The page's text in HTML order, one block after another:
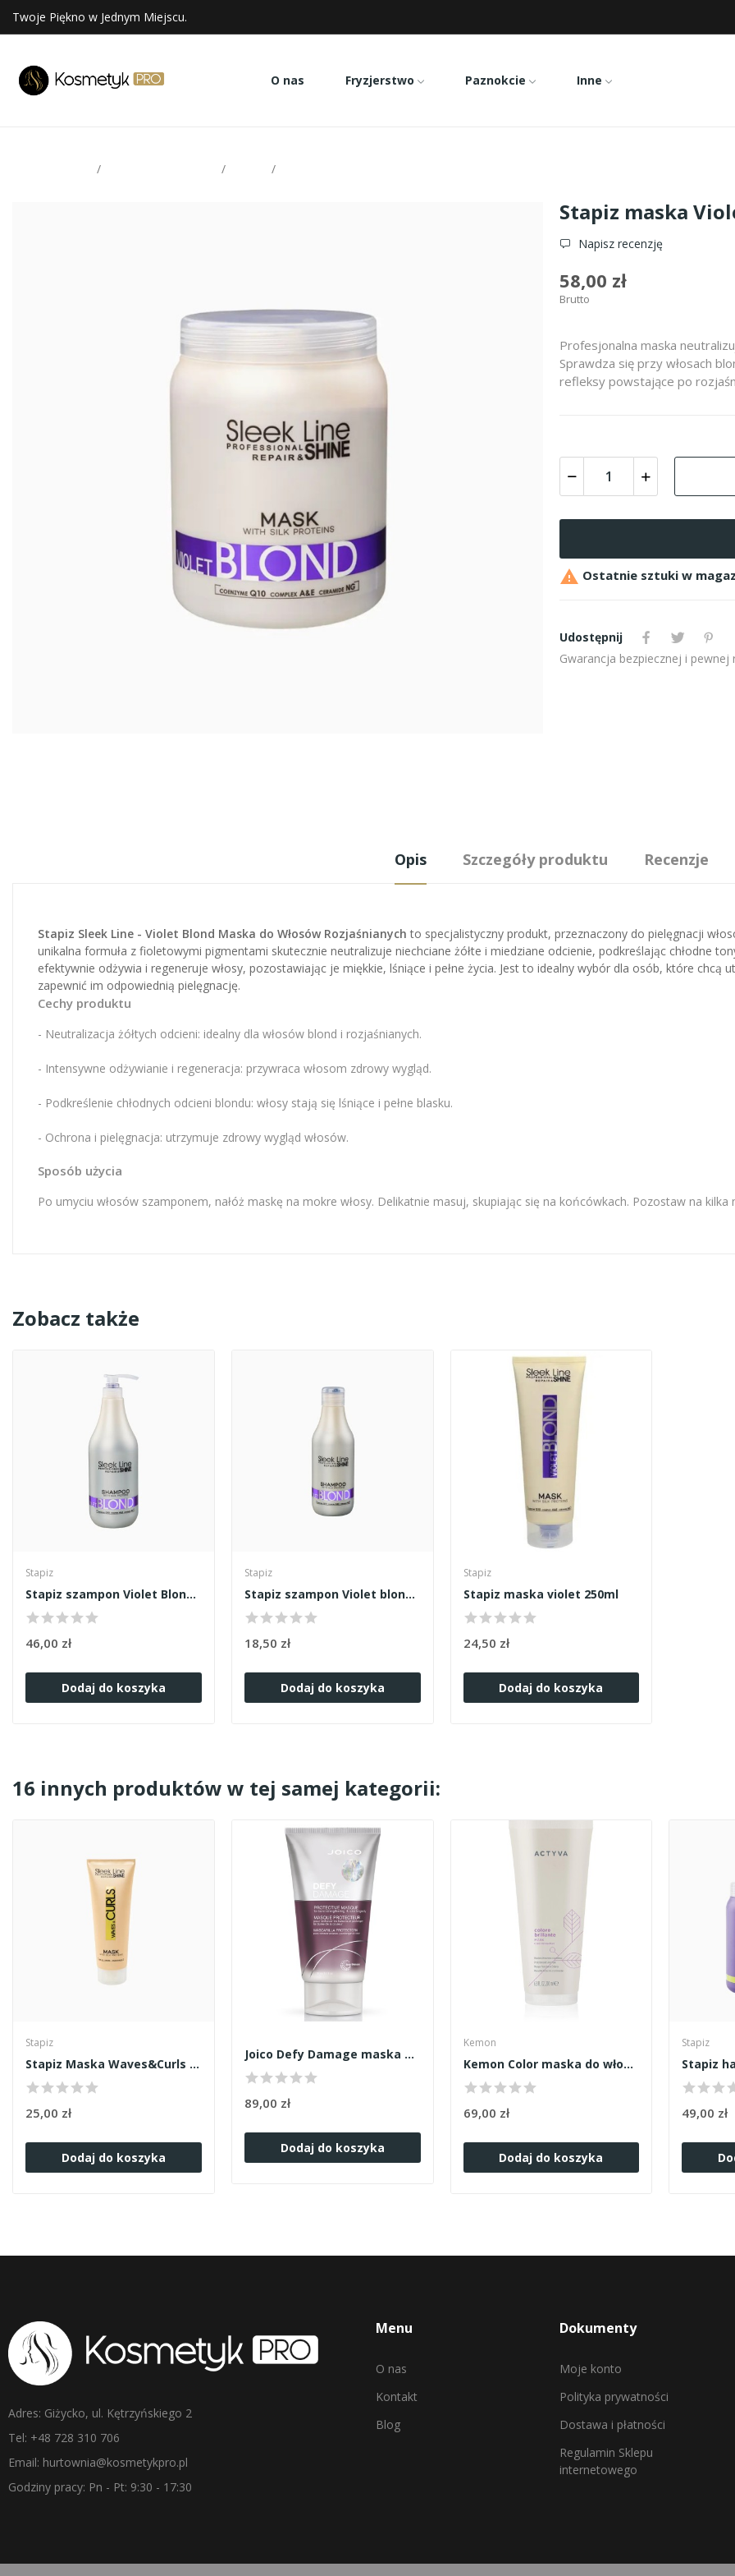
Twoje Piękno w Jednym Miejscu.
O nas Fryzjerstwo Paznokcie Inne
Stapiz maska
Napisz recenzję
58,00 zł
Brutto
Profesjonalna maska
Sprawdza się przy włosach
refleksy powstające po
 Ostatnie sztuki w
Udostępnij
Gwarancja bezpiecznej i pewnej
Opis Szczegóły produktu Recenzje
Stapiz Sleek Line - Violet Blond Maska do Włosów Rozjaśnianych to specjalistyczny produkt, przeznaczony do pielęgnacji
unikalna formuła z fioletowymi pigmentami skutecznie neutralizuje niechciane żółte i miedziane odcienie, podkreślając chłodne
efektywnie odżywia i regeneruje włosy, pozostawiając je miękkie, lśniące i pełne życia. Jest to idealny wybór dla osób, które chcą
zapewnić im odpowiednią pielęgnację.
Cechy produktu
- Neutralizacja żółtych odcieni: idealny dla włosów blond i rozjaśnianych.
- Intensywne odżywianie i regeneracja: przywraca włosom zdrowy wygląd.
- Podkreślenie chłodnych odcieni blondu: włosy stają się lśniące i pełne blasku.
- Ochrona i pielęgnacja: utrzymuje zdrowy wygląd włosów.
Sposób użycia
Po umyciu włosów szamponem, nałóż maskę na mokre włosy. Delikatnie masuj, skupiając się na końcówkach. Pozostaw na kilka
Zobacz także
Stapiz
Stapiz szampon Violet Blond 1000ml
46,00 zł
Dodaj do koszyka
Stapiz
Stapiz szampon Violet blond 300ml
18,50 zł
Dodaj do koszyka
Stapiz
Stapiz maska violet 250ml
24,50 zł
Dodaj do koszyka
16 innych produktów w tej samej kategorii:
Stapiz
Stapiz Maska Waves&Curls 250ml
25,00 zł
Dodaj do koszyka
Joico Defy Damage maska 150ml
89,00 zł
Dodaj do koszyka
Kemon
Kemon Color maska do włosów farbowanych 200ml
69,00 zł
Dodaj do koszyka
Stapiz
49,00 zł
Adres: Giżycko, ul. Kętrzyńskiego 2
Tel: +48 728 310 706
Email: hurtownia@kosmetykpro.pl
Godziny pracy: Pn - Pt: 9:30 - 17:30
Menu
O nas
Kontakt
Blog
Dokumenty
Moje konto
Polityka prywatności
Dostawa i płatności
Regulamin Sklepu
internetowego